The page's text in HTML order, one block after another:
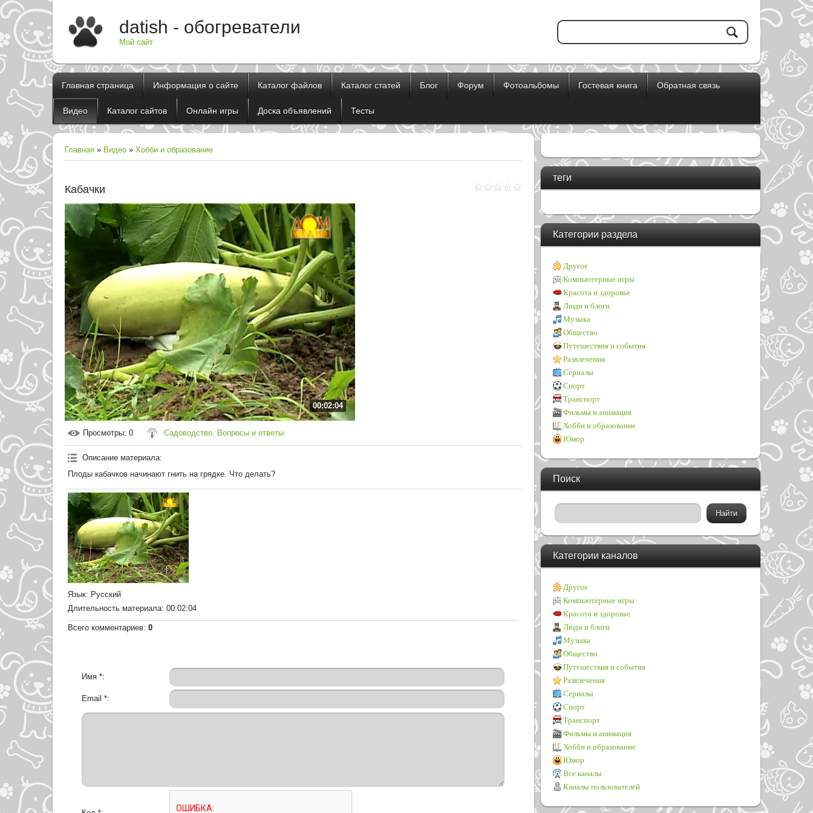
datish - обогреватели
Мой сайт
Главная страница Информация о сайте Каталог файлов Каталог статей Блог Форум Фотоальбомы Гостевая книга Обратная связь
Видео Каталог сайтов Онлайн игры Доска объявлений Тесты
Главная » Видео » Хобби и образование
Кабачки
00:02:04
Просмотры: 0 Садоводство. Вопросы и ответы
Описание материала:
Плоды кабачков начинают гнить на грядке. Что делать?
Язык: Русский
Длительность материала: 00:02:04
Всего комментариев: 0
Имя *:
Email *:
теги
Категории раздела
Другое
Компьютерные игры
Красота и здоровье
Люди и блоги
Музыка
Общество
Путешествия и события
Развлечения
Сериалы
Спорт
Транспорт
Фильмы и анимация
Хобби и образование
Юмор
Поиск
Категории каналов
Другое
Компьютерные игры
Красота и здоровье
Люди и блоги
Музыка
Общество
Путешествия и события
Развлечения
Сериалы
Спорт
Транспорт
Фильмы и анимация
Хобби и образование
Юмор
Все каналы
Каналы пользователей